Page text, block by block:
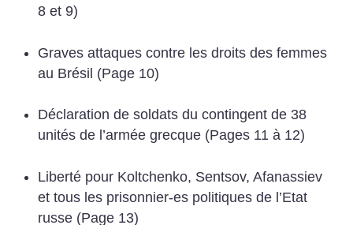
8 et 9)
Graves attaques contre les droits des femmes
au Brésil (Page 10)
Déclaration de soldats du contingent de 38
unités de l’armée grecque (Pages 11 à 12)
Liberté pour Koltchenko, Sentsov, Afanassiev
et tous les prisonnier-es politiques de l’Etat
russe (Page 13)